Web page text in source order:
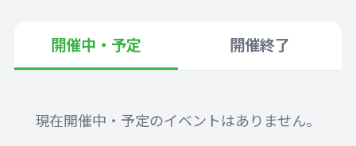
開催中・予定 開催終了
現在開催中・予定のイベントはありません。